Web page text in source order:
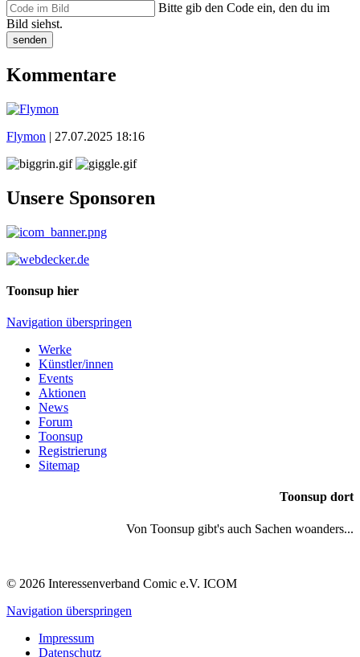
Bitte gib den Code ein, den du im
Bild siehst.
senden
Kommentare
Flymon | 27.07.2025 18:16
Unsere Sponsoren
Toonsup hier
Navigation überspringen
Werke
Künstler/innen
Events
Aktionen
News
Forum
Toonsup
Registrierung
Sitemap
Toonsup dort
Von Toonsup gibt's auch Sachen woanders...
© 2026 Interessenverband Comic e.V. ICOM
Navigation überspringen
Impressum
Datenschutz